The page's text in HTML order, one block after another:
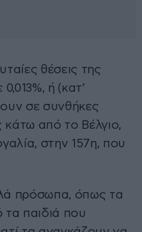
θέσεις της
ή (κατ’
σε συνθήκες
κάτω από το Βέλγιο,
στην 157η, που
πρόσωπα, όπως τα
παιδιά που